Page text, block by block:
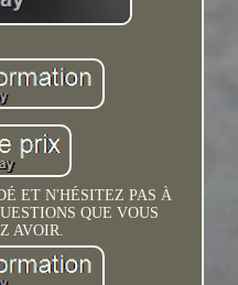
ET N'HÉSITEZ PAS À
QUE VOUS
AVOIR.